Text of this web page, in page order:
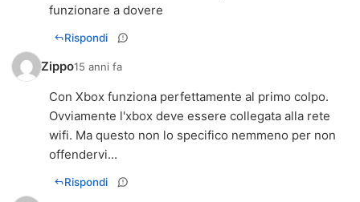
funzionare a dovere
Rispondi
Zippo15 anni fa
Con Xbox funziona perfettamente al primo colpo.
Ovviamente l'xbox deve essere collegata alla rete
wifi. Ma questo non lo specifico nemmeno per non
offendervi...
Rispondi